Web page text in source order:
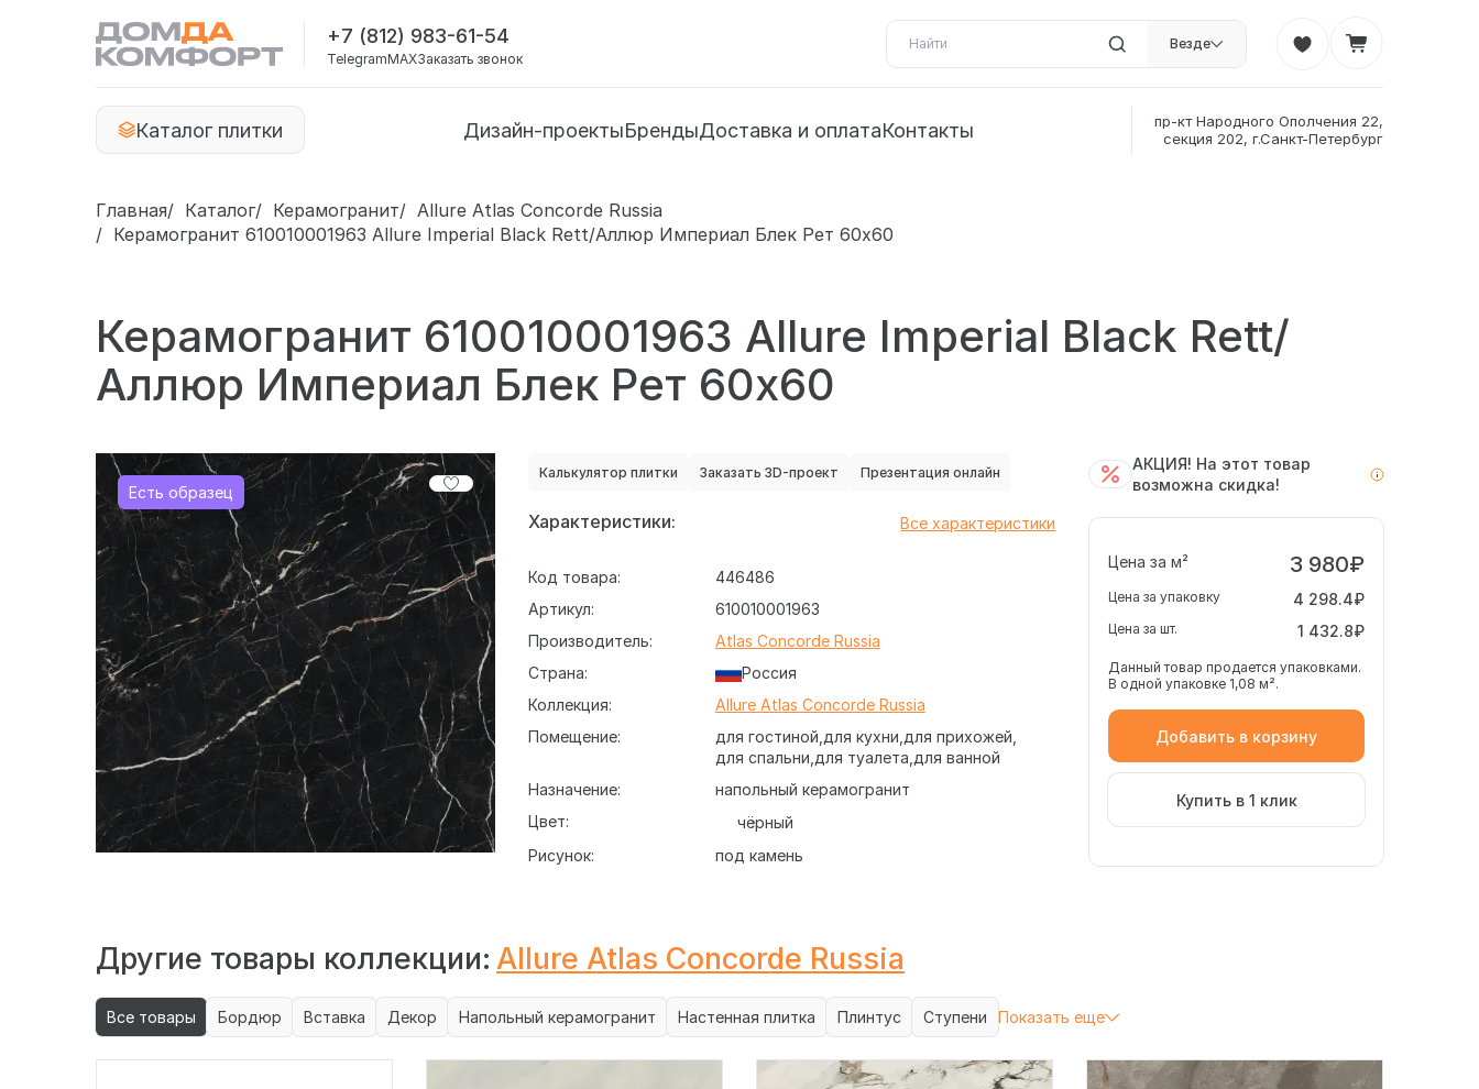
+7 (812) 983-61-54
TelegramMAXЗаказать звонок
Везде
Каталог плитки Дизайн-проектыБрендыДоставка и оплатаКонтакты
пр-кт Народного Ополчения 22,
секция 202, г.Санкт-Петербург
Главная Каталог Керамогранит
Allure Atlas Concorde Russia
Керамогранит 610010001963 Allure Imperial Black Rett/Аллюр Империал Блек Рет 60х60
Керамогранит 610010001963 Allure Imperial Black Rett/
Аллюр Империал Блек Рет 60х60
Есть образец
Калькулятор плитки Заказать 3D-проект Презентация онлайн
Характеристики:
Код товара:
446486
Артикул:
610010001963
Производитель:
Atlas Concorde Russia
Страна:
Россия
Коллекция:
Allure Atlas Concorde Russia
Помещение:
для гостиной для кухни для прихожей
для спальни для туалета для ванной
Назначение:
напольный керамогранит
Цвет:
чёрный
Рисунок:
под камень
Все характеристики
АКЦИЯ! На этот товар
возможна скидка!
Цена за м² 3 980₽
Цена за упаковку 4 298.4₽
Цена за шт. 1 432.8₽
Данный товар продается упаковками.
В одной упаковке 1,08 м².
Добавить в корзину
Купить в 1 клик
Другие товары коллекции: Allure Atlas Concorde Russia
Все товары Бордюр Вставка Декор Напольный керамогранит Настенная плитка Плинтус Ступени Показать еще